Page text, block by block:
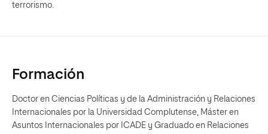
terrorismo.
Formación
Doctor en Ciencias Políticas y de la Administración y Relaciones
Internacionales por la Universidad Complutense, Máster en
Asuntos Internacionales por ICADE y Graduado en Relaciones